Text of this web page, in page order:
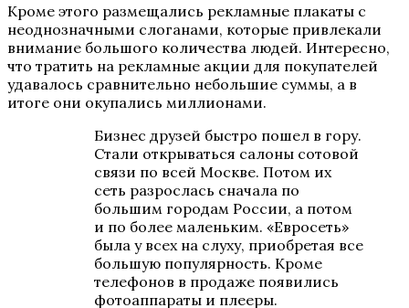
Кроме этого размещались рекламные плакаты с
неоднозначными слоганами, которые привлекали
внимание большого количества людей. Интересно,
что тратить на рекламные акции для покупателей
удавалось сравнительно небольшие суммы, а в
итоге они окупались миллионами.
Бизнес друзей быстро пошел в гору.
Стали открываться салоны сотовой
связи по всей Москве. Потом их
сеть разрослась сначала по
большим городам России, а потом
и по более маленьким. «Евросеть»
была у всех на слуху, приобретая все
большую популярность. Кроме
телефонов в продаже появились
фотоаппараты и плееры.